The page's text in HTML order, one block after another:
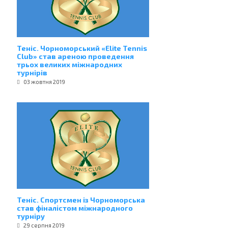
Теніс. Чорноморський «Elite Tennis
Club» став ареною проведення
трьох великих міжнародних
турнірів
03 жовтня 2019
Теніс. Спортсмен із Чорноморська
став фіналістом міжнародного
турніру
29 серпня 2019